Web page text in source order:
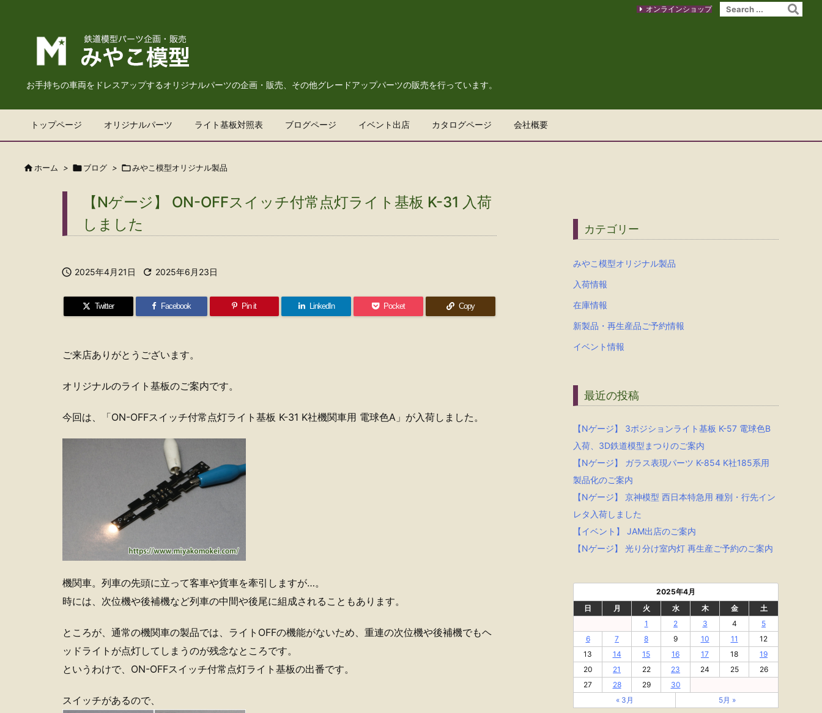
お手持ちの車両をドレスアップするオリジナルパーツの企画・販売、その他グレードアップパーツの販売を行っています。
トップページ オリジナルパーツ ライト基板対照表 ブログページ イベント出店 カタログページ 会社概要
オンラインショップ
 ホーム > ブログ > みやこ模型オリジナル製品
【Nゲージ】 ON-OFFスイッチ付常点灯ライト基板 K-31 入荷
しました
 2025年4月21日  2025年6月23日
Twitter Facebook Pin it LinkedIn Pocket Copy
ご来店ありがとうございます。
オリジナルのライト基板のご案内です。
今回は、「ON-OFFスイッチ付常点灯ライト基板 K-31 K社機関車用 電球色A」が入荷しました。
機関車。列車の先頭に立って客車や貨車を牽引しますが…。
時には、次位機や後補機など列車の中間や後尾に組成されることもあります。
ところが、通常の機関車の製品では、ライトOFFの機能がないため、重連の次位機や後補機でもヘ
ッドライトが点灯してしまうのが残念なところです。
というわけで、ON-OFFスイッチ付常点灯ライト基板の出番です。
スイッチがあるので、
カテゴリー
みやこ模型オリジナル製品
入荷情報
在庫情報
新製品・再生産品ご予約情報
イベント情報
最近の投稿
【Nゲージ】 3ポジションライト基板 K-57 電球色B
入荷、3D鉄道模型まつりのご案内
【Nゲージ】 ガラス表現パーツ K-854 K社185系用
製品化のご案内
【Nゲージ】 京神模型 西日本特急用 種別・行先イン
レタ入荷しました
【イベント】 JAM出店のご案内
【Nゲージ】 光り分け室内灯 再生産ご予約のご案内
2025年4月
日
月 火 水 木 金
土
1
2 3 4
5
6
7 8 9 10 11
12
13
14 15 16 17 18
19
20
21 22 23 24 25
26
27
28 29
30
« 3月
5月 »